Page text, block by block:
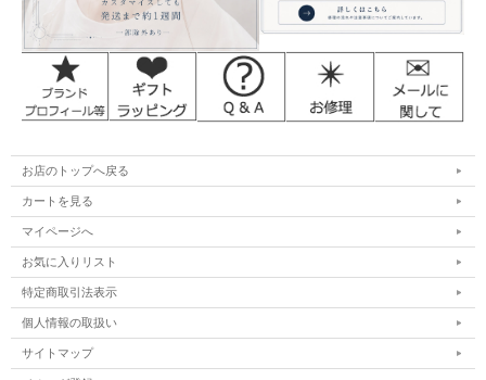
お店のトップへ戻る
カートを見る
マイページへ
お気に入りリスト
特定商取引法表示
個人情報の取扱い
サイトマップ